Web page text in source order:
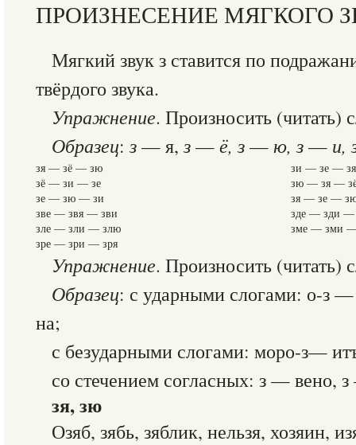
ПРОИЗНЕСЕНИЕ МЯГКОГО
Мягкий звук з ставится по
твёрдого звука.
Упражнение. Произносить (читать)
Образец:з— я,з—ё, з— ю, з— и,
зя — зё — зю
зи — зе — зя
зё — зи — зе
зю — зя —
зе — зю — зи
зя — зе —
зве — звя — зви
зде — зди —
зле — зли — злю
зме — зми —
зре — зри — зря
Упражнение. Произносить (читать)
Образец: с ударными слогами: о-з
на;
с безударными слогами: моро-з—
со стечением согласных: з — вено,
зя, зю
Озяб, зябь, зяблик, нельзя, хозяин,